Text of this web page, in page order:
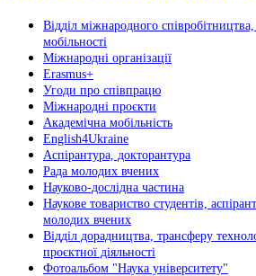
Відділ міжнародного
мобільності
Міжнародні організації
Erasmus+
Угоди про співпрацю
Міжнародні проєкти
Академічна мобільність
English4Ukraine
Аспірантура, докторантура
Рада молодих вчених
Науково-дослідна частина
Наукове товариство студентів,
молодих вчених
Відділ дорадництва, трансферу
проєктної діяльності
Фотоальбом "Наука університету"